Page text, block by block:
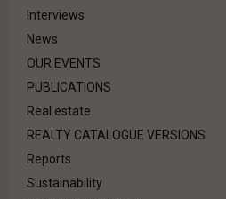
Interviews
News
OUR EVENTS
PUBLICATIONS
Real estate
REALTY CATALOGUE VERSIONS
Reports
Sustainability